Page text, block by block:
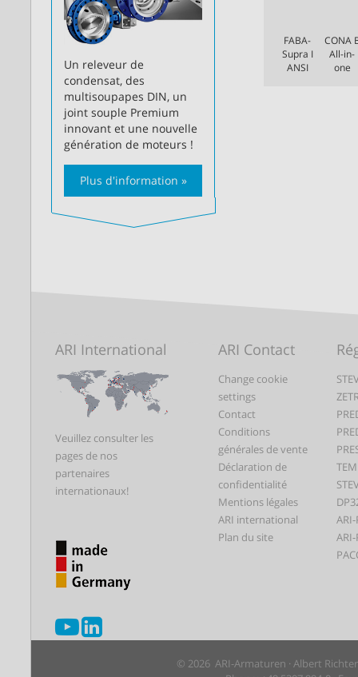
FABA-
Supra I
ANSI
CONA
All-in-
one
Un releveur de
condensat, des
multisoupapes DIN, un
joint souple Premium
innovant et une nouvelle
génération de moteurs !
Plus d'information »
ARI International
Veuillez consulter les
pages de nos
partenaires
internationaux!
ARI Contact
Change cookie
settings
Contact
Conditions
générales de vente
Déclaration de
confidentialité
Mentions légales
ARI international
Plan du site
© 2026 ARI-Armaturen · Albert